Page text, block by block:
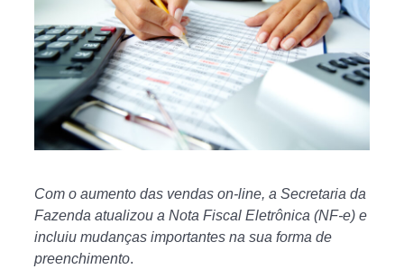
Com o aumento das vendas on-line, a Secretaria da
Fazenda atualizou a Nota Fiscal Eletrônica (NF-e) e
incluiu mudanças importantes na sua forma de
preenchimento.